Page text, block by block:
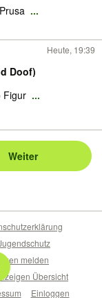
...
Heute, 19:39
und Doof)
Figur ...
Weiter
melden
Anzeigen Übersicht
Einloggen